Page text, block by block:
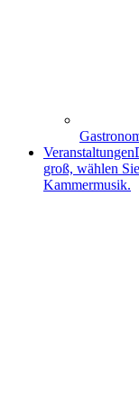
Veranstaltungen
groß, wählen
Kammermusik.